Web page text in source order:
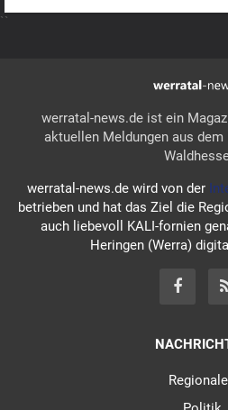
``
werratal-news.de ist ein
aktuellen Meldungen aus
werratal-news.de wird von der
betrieben und hat das Ziel die
auch liebevoll KALI-fornien
Heringen (Werra)